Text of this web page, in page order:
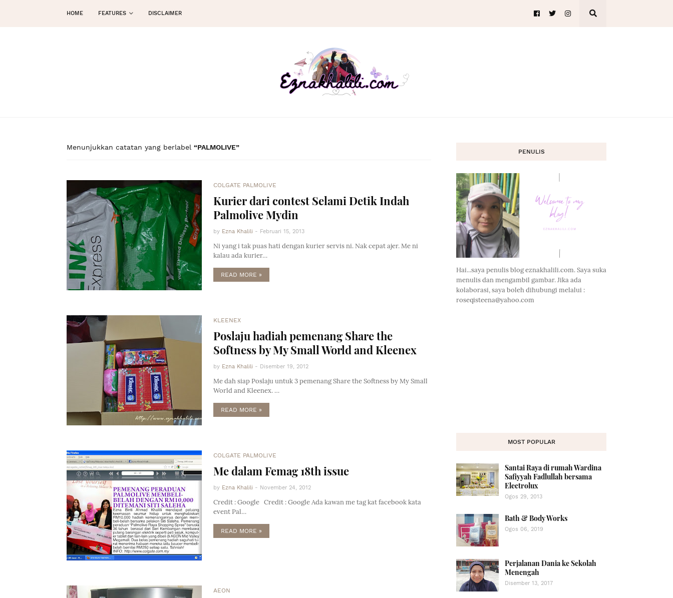
HOME FEATURES DISCLAIMER
Menunjukkan catatan yang berlabel PALMOLIVE
COLGATE PALMOLIVE
Kurier dari contest Selami Detik Indah
Palmolive Mydin
by Ezna Khalili - Februari 15, 2013
Ni yang i tak puas hati dengan kurier servis ni. Nak cepat ajer. Me ni
kalau ada kurier…
READ MORE »
KLEENEX
Poslaju hadiah pemenang Share the
Softness by My Small World and Kleenex
by Ezna Khalili - Disember 19, 2012
Me dah siap Poslaju untuk 3 pemenang Share the Softness by My Small
World and Kleenex. …
READ MORE »
COLGATE PALMOLIVE
Me dalam Femag 18th issue
by Ezna Khalili - November 24, 2012
Credit : Google Credit : Google Ada kawan me tag kat facebook kata
event Pal…
READ MORE »
AEON
PENULIS
Hai...saya penulis blog eznakhalili.com. Saya suka
menulis dan mengambil gambar. Jika ada
kolaborasi, saya boleh dihubungi melalui :
roseqisteena@yahoo.com
MOST POPULAR
Santai Raya di rumah Wardina
Safiyyah Fadlullah bersama
Electrolux
Ogos 29, 2013
Bath & Body Works
Ogos 06, 2019
Perjalanan Dania ke Sekolah
Menengah
Disember 13, 2017